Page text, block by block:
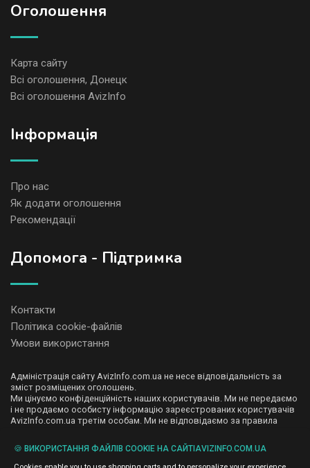
Оголошення
Карта сайту
Всі оголошення, Донецк
Всі оголошення AvizInfo
Iнформація
Про нас
Як додати оголошення
Рекомендації
Допомога - Підтримка
Контакти
Політика cookie-файлів
Умови використання
Адміністрація сайту AvizInfo.com.ua не несе відповідальність за
зміст розміщених оголошень.
Ми цінуємо конфіденційність наших користувачів. Ми не передаємо
і не продаємо особисту інформацію зареєстрованих користувачів
AvizInfo.com.ua третім особам. Ми не відповідаємо за правила
деяких сторінках нашого сайту представлена реклама Google
Adsense Advertising Network. Щоб дізнатися детальніше про
правила конфіденційності Googleнатисніть тут.
🍪 ВИКОРИСТАННЯ ФАЙЛІВ COOKIE НА САЙТІAVIZINFO.COM.UA